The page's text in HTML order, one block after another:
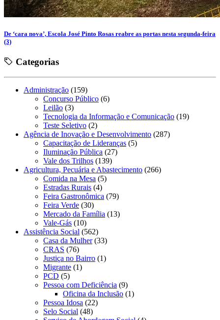
De ‘cara nova’, Escola José Pinto Rosas reabre as portas nesta segunda-feira
(3)
Categorias
Administração (159)
Concurso Público (6)
Leilão (3)
Tecnologia da Informação e Comunicação (19)
Teste Seletivo (2)
Agência de Inovação e Desenvolvimento (287)
Capacitação de Lideranças (5)
Iluminação Pública (27)
Vale dos Trilhos (139)
Agricultura, Pecuária e Abastecimento (266)
Comida na Mesa (5)
Estradas Rurais (4)
Feira Gastronômica (79)
Feira Verde (30)
Mercado da Família (13)
Vale-Gás (10)
Assistência Social (562)
Casa da Mulher(33)
CRAS (76)
Justiça no Bairro (1)
Migrante (1)
PCD (5)
Pessoa com Deficiência (9)
Oficina da Inclusão (1)
Pessoa Idosa (22)
Selo Social (48)